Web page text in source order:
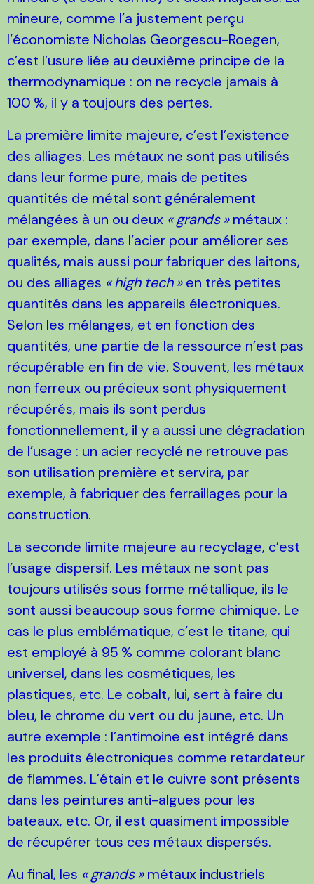
mineure, comme l’a justement perçu
l’économiste Nicholas Georgescu-Roegen,
c’est l’usure liée au deuxième principe de la
thermodynamique : on ne recycle jamais à
100 %, il y a toujours des pertes.
La première limite majeure, c’est l’existence
des alliages. Les métaux ne sont pas utilisés
dans leur forme pure, mais de petites
quantités de métal sont généralement
mélangées à un ou deux «grands »métaux :
par exemple, dans l’acier pour améliorer ses
qualités, mais aussi pour fabriquer des laitons,
ou des alliages «high tech »en très petites
quantités dans les appareils électroniques.
Selon les mélanges, et en fonction des
quantités, une partie de la ressource n’est pas
récupérable en fin de vie. Souvent, les métaux
non ferreux ou précieux sont physiquement
récupérés, mais ils sont perdus
fonctionnellement, il y a aussi une dégradation
de l’usage : un acier recyclé ne retrouve pas
son utilisation première et servira, par
exemple, à fabriquer des ferraillages pour la
construction.
La seconde limite majeure au recyclage, c’est
l’usage dispersif. Les métaux ne sont pas
toujours utilisés sous forme métallique, ils le
sont aussi beaucoup sous forme chimique. Le
cas le plus emblématique, c’est le titane, qui
est employé à 95 % comme colorant blanc
universel, dans les cosmétiques, les
plastiques, etc. Le cobalt, lui, sert à faire du
bleu, le chrome du vert ou du jaune, etc. Un
autre exemple : l’antimoine est intégré dans
les produits électroniques comme retardateur
de flammes. L’étain et le cuivre sont présents
dans les peintures anti-algues pour les
bateaux, etc. Or, il est quasiment impossible
de récupérer tous ces métaux dispersés.
Au final, les «grands »métaux industriels